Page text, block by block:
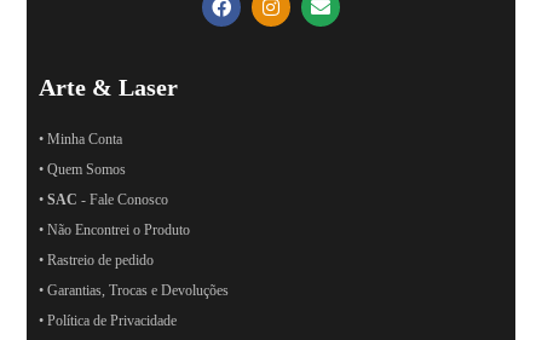
Arte & Laser
• Minha Conta
• Quem Somos
•SAC - Fale Conosco
• Não Encontrei o Produto
• Rastreio de pedido
• Garantias, Trocas e Devoluções
• Política de Privacidade